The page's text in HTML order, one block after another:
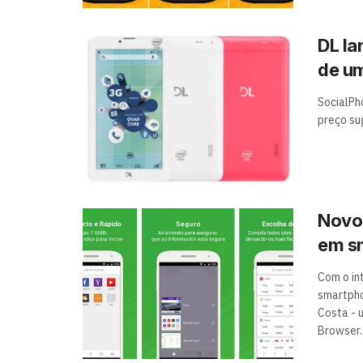
DL
de
preço
em
Com o
Costa -